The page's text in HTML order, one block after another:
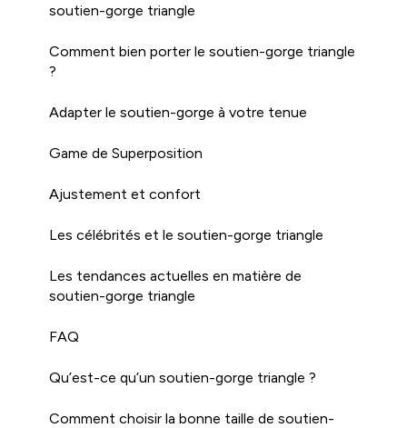
soutien-gorge triangle
Comment bien porter le soutien-gorge triangle
?
Adapter le soutien-gorge à votre tenue
Game de Superposition
Ajustement et confort
Les célébrités et le soutien-gorge triangle
Les tendances actuelles en matière de
soutien-gorge triangle
FAQ
Qu’est-ce qu’un soutien-gorge triangle ?
Comment choisir la bonne taille de soutien-